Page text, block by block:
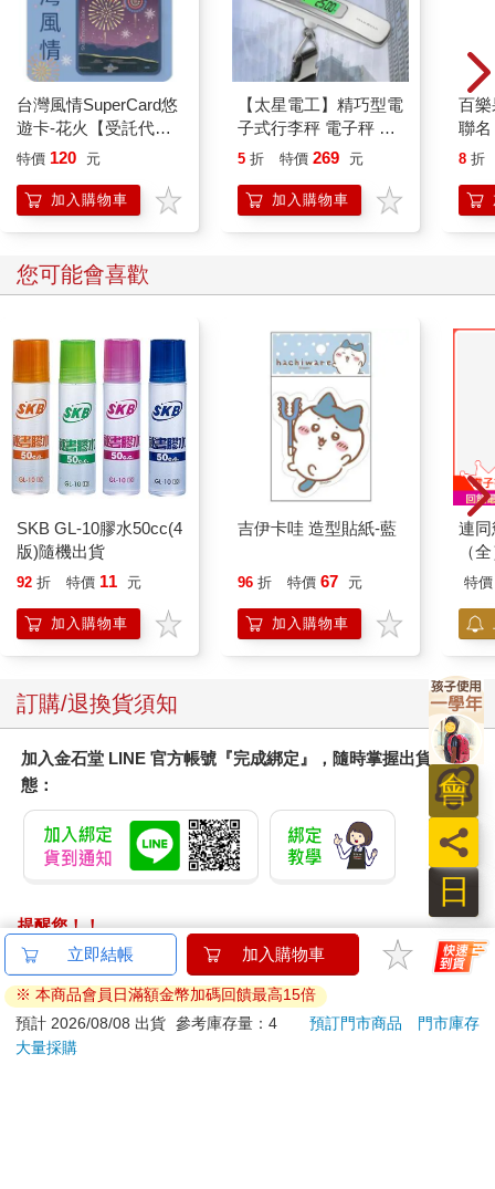
台灣風情SuperCard悠
遊卡-花火【受託代
銷】
特價 120 元
加入購物車
【太星電工】精巧型電
子式行李秤 電子秤 便
攜秤 快遞 磅秤 包裹秤
行李秤 出國必備
5 折 特價 269 元
加入購物車
百
聯
8 折
您可能會喜歡
SKB GL-10膠水50cc(4
版)隨機出貨
92 折 特價 11 元
加入購物車
吉伊卡哇 造型貼紙-藍
96 折 特價 67 元
加入購物車
連
（
特價
訂購/退換貨須知
加入金石堂 LINE 官方帳號『完成綁定』，隨時掌握出貨動
態：
提醒您！！
金石堂及銀行均不會請您操作ATM! 如接獲電話要求您前往
ATM提款機，請不要聽從指示，以免受騙上當！
退換貨須知：
**提醒您，鑑賞期不等於試用期，退回商品須為全新狀態**
立即結帳 加入購物車
※ 本商品會員日滿額金幣加碼回饋最高15倍
預計 2026/08/08 出貨 參考庫存量：4 預訂門市商品
門市庫存
大量採購
日